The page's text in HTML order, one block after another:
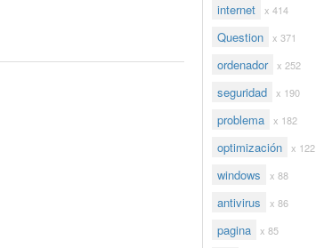
internet x 414
Question x 371
ordenador x 252
seguridad x 190
problema x 182
optimización x 122
windows x 88
antivirus x 86
pagina x 85